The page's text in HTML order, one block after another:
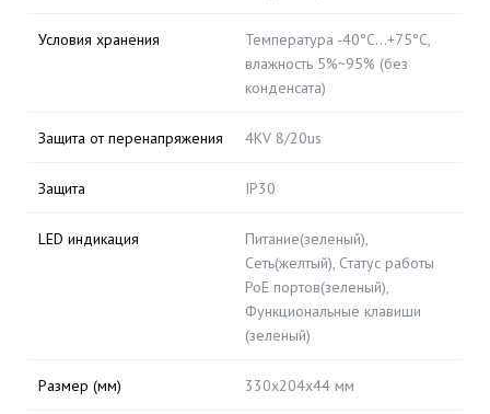
Условия хранения
Температура -40°C...+75°C,
влажность 5%~95% (без
конденсата)
Защита от перенапряжения 4KV 8/20us
Защита IP30
LED индикация
Питание(зеленый),
Сеть(желтый), Cтатус работы
PoE портов(зеленый),
Функциональные клавиши
(зеленый)
Размер (мм) 330x204x44 мм